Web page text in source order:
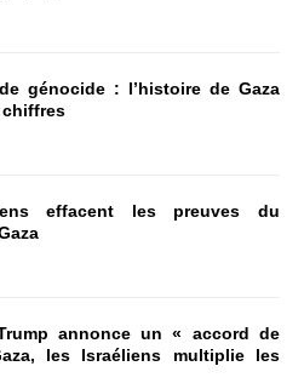
génocide : l’histoire de Gaza
chiffres
effacent les preuves du
annonce un « accord de
les Israéliens multiplie les